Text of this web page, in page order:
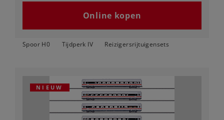
Online kopen
Spoor H0 Tijdperk IV Reizigersrijtuigensets
NIEUW